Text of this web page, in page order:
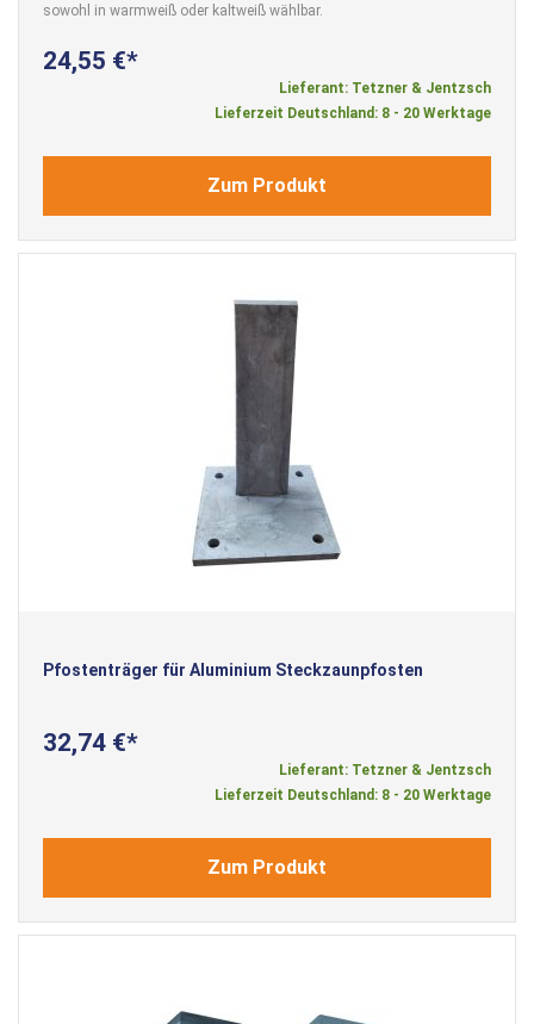
sowohl in warmweiß oder kaltweiß wählbar.
24,55 €
Lieferant: Tetzner & Jentzsch
Lieferzeit Deutschland: 8 - 20 Werktage
Zum Produkt
Pfostenträger für Aluminium Steckzaunpfosten
32,74 €
Lieferant: Tetzner & Jentzsch
Lieferzeit Deutschland: 8 - 20 Werktage
Zum Produkt